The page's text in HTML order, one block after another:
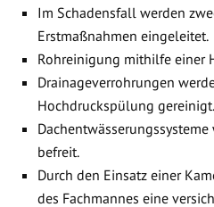
Im Schadensfall werden
Erstmaßnahmen eingeleitet.
Rohreinigung mithilfe einer
Drainageverrohrungen
Hochdruckspülung gereinigt.
befreit.
Durch den Einsatz einer
des Fachmannes eine